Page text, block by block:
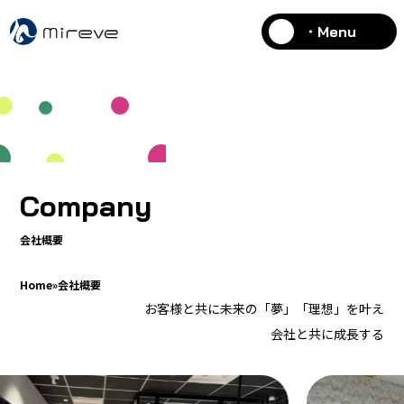
・Menu
Company
会社概要
Home»会社概要
お客様と共に未来の「夢」「理想」を叶え
会社と共に成長する